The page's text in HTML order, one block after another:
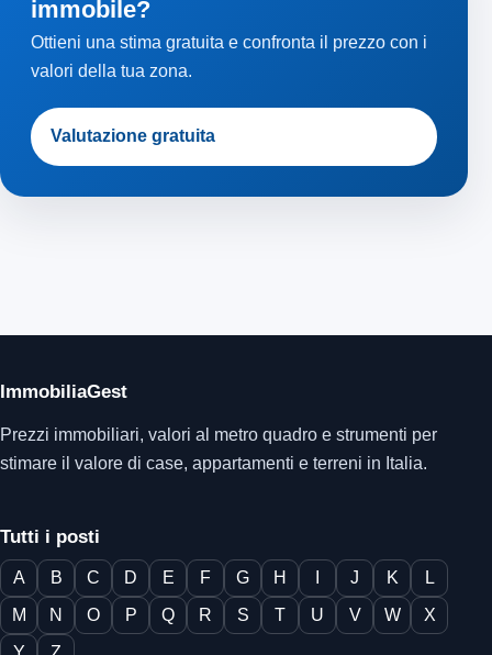
immobile?
Ottieni una stima gratuita e confronta il prezzo con i
valori della tua zona.
Valutazione gratuita
ImmobiliaGest
Prezzi immobiliari, valori al metro quadro e strumenti per
stimare il valore di case, appartamenti e terreni in Italia.
Tutti i posti
A B C D E F G H J K
L
M
N O P Q R S T U V W
X